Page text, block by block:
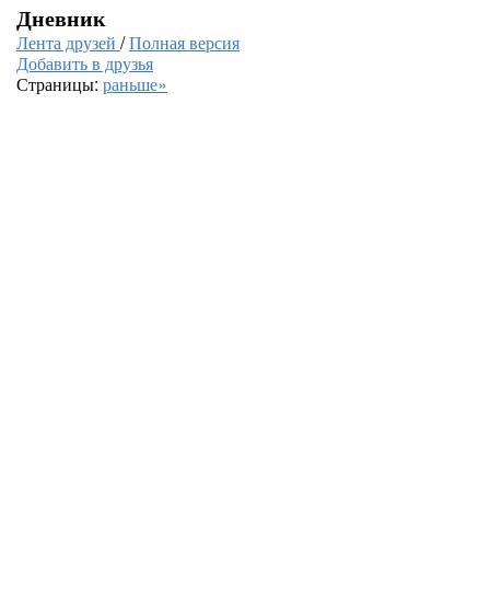
Дневник
Лента друзей /Полная версия
Добавить в друзья
Страницы: раньше»